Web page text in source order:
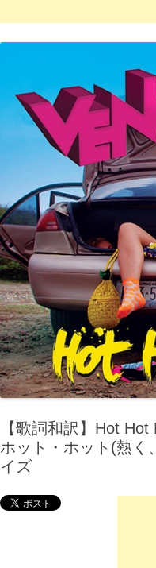
【歌詞和訳】Hot
ホット・ホット(熱く
イズ